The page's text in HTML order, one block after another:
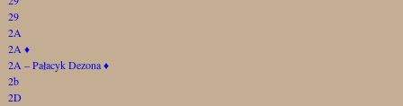
29
2A
2A ♦
2A – Pałacyk Dezona♦
2b
2D